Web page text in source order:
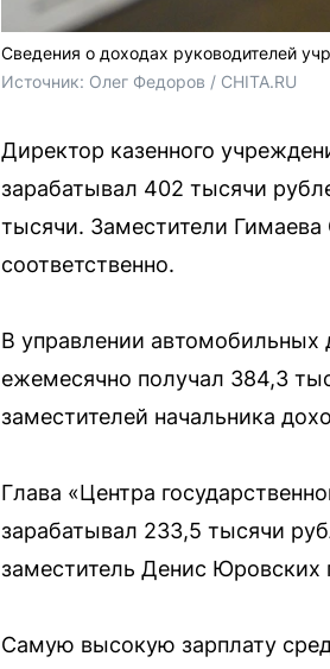
Сведения о доходах руководителей
Источник: Олег Федоров / CHITA.RU
Директор казенного
зарабатывал 402 тысячи
тысячи. Заместители
соответственно.
В управлении автомобильных
ежемесячно получал 384,3
заместителей начальника
Глава «Центра
зарабатывал 233,5 тысячи
заместитель Денис Юровских
Самую высокую зарплату